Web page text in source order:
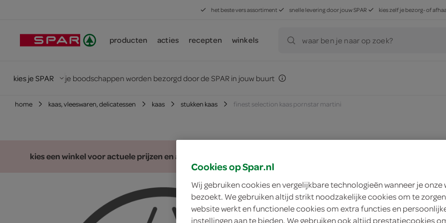
het beste vers assortiment snelle levering door jouw SPAR kies zelf je bezorg- of
producten acties recepten winkels waar ben je naar op zoek?
kies je SPAR je boodschappen worden bezorgd door de SPAR in jouw buurt
home kaas, vleeswaren, delicatessen kaas stukken kaas finest selection kaas pornstar martini
kies een winkel voor actuele prijzen en assortiment
Finest Selection
Cookies op Spar.nl
Wij gebruiken cookies en vergelijkbare technologieën wanneer je onze
bezoekt. We gebruiken altijd strikt noodzakelijke cookies om te
website werkt en functionele cookies om extra functies en
instellingen aan te bieden. We gebruiken ook altijd prestatiecookies